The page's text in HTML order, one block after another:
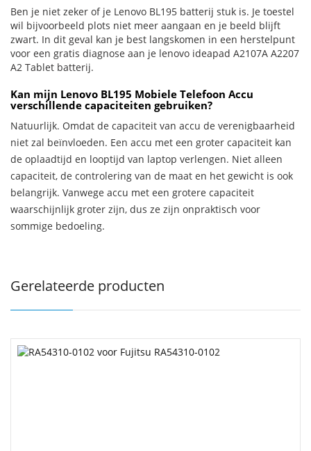
Ben je niet zeker of je Lenovo BL195 batterij stuk is. Je toestel
wil bijvoorbeeld plots niet meer aangaan en je beeld blijft
zwart. In dit geval kan je best langskomen in een herstelpunt
voor een gratis diagnose aan je lenovo ideapad A2107A A2207
A2 Tablet batterij.
Kan mijn Lenovo BL195 Mobiele Telefoon Accu
verschillende capaciteiten gebruiken?
Natuurlijk. Omdat de capaciteit van accu de verenigbaarheid
niet zal beïnvloeden. Een accu met een groter capaciteit kan
de oplaadtijd en looptijd van laptop verlengen. Niet alleen
capaciteit, de controlering van de maat en het gewicht is ook
belangrijk. Vanwege accu met een grotere capaciteit
waarschijnlijk groter zijn, dus ze zijn onpraktisch voor
sommige bedoeling.
Gerelateerde producten